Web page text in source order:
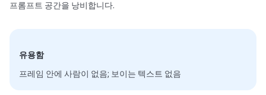
프롬프트 공간을 낭비합니다.
유용함
프레임 안에 사람이 없음; 보이는 텍스트 없음